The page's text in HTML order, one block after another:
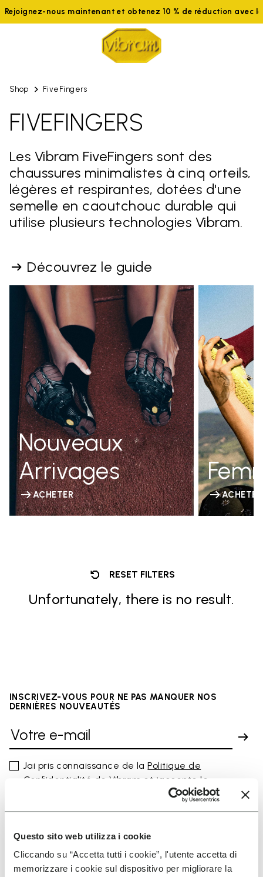
Questo sito web utilizza i cookie
Cliccando su “Accetta tutti i cookie”, l'utente accetta di
memorizzare i cookie sul dispositivo per migliorare la
Rejoignez-nous maintenant et obtenez 10 % de réduction avec le
Shop FiveFingers
FIVEFINGERS
Les Vibram FiveFingers sont des
chaussures minimalistes à cinq orteils,
légères et respirantes, dotées d'une
semelle en caoutchouc durable qui
utilise plusieurs technologies Vibram.
Découvrez le guide
Nouveaux
Arrivages
ACHETER ACHETER
RESET FILTERS
Unfortunately, there is no result.
INSCRIVEZ-VOUS POUR NE PAS MANQUER NOS
DERNIÈRES NOUVEAUTÉS
Jai pris connaissance de laPolitique de
Confidentialité de Vibram et jaccepte le
traitement de mes données personnelles afin de
consulter notre Politique de confidentialité. Vous pouvez vous
désinscrire à tout moment.